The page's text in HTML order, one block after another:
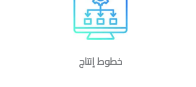
خطوط إنتاج